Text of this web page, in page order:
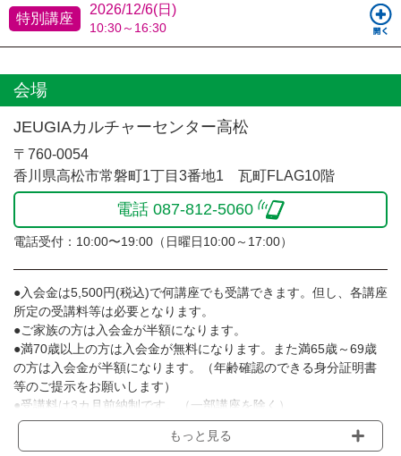
特別講座
2026/12/6(日)
10:30～16:30
会場
JEUGIAカルチャーセンター高松
〒760-0054
香川県高松市常磐町1丁目3番地1 瓦町FLAG10階
電話 087-812-5060
電話受付：10:00〜19:00（日曜日10:00～17:00）
●入会金は5,500円(税込)で何講座でも受講できます。但し、各講座
所定の受講料等は必要となります。
●ご家族の方は入会金が半額になります。
●満70歳以上の方は入会金が無料になります。また満65歳～69歳
の方は入会金が半額になります。（年齢確認のできる身分証明書
等のご提示をお願いします）
●受講料は3カ月前納制です。（一部講座を除く）
●受講料には運営費として１講座につき月額770円(税込)が含まれ
ております。また一部の講座では別途傷害保険料も含まれており
もっと見る